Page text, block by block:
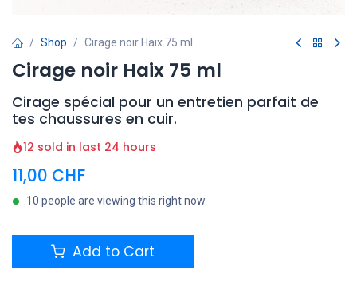
Shop Cirage noir Haix 75 ml
Cirage noir Haix 75 ml
Cirage spécial pour un entretien parfait de
tes chaussures en cuir.
12 sold in last 24 hours
11,00 CHF
10 people are viewing this right now
Add to Cart